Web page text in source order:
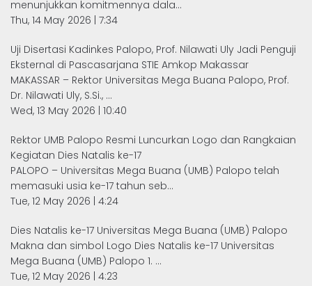
menunjukkan komitmennya dala...
Thu, 14 May 2026 | 7:34
Uji Disertasi Kadinkes Palopo, Prof. Nilawati Uly Jadi Penguji
Eksternal di Pascasarjana STIE Amkop Makassar
MAKASSAR – Rektor Universitas Mega Buana Palopo, Prof.
Dr. Nilawati Uly, S.Si., ...
Wed, 13 May 2026 | 10:40
Rektor UMB Palopo Resmi Luncurkan Logo dan Rangkaian
Kegiatan Dies Natalis ke-17
PALOPO – Universitas Mega Buana (UMB) Palopo telah
memasuki usia ke-17 tahun seb...
Tue, 12 May 2026 | 4:24
Dies Natalis ke-17 Universitas Mega Buana (UMB) Palopo
Makna dan simbol Logo Dies Natalis ke-17 Universitas
Mega Buana (UMB) Palopo 1. ...
Tue, 12 May 2026 | 4:23